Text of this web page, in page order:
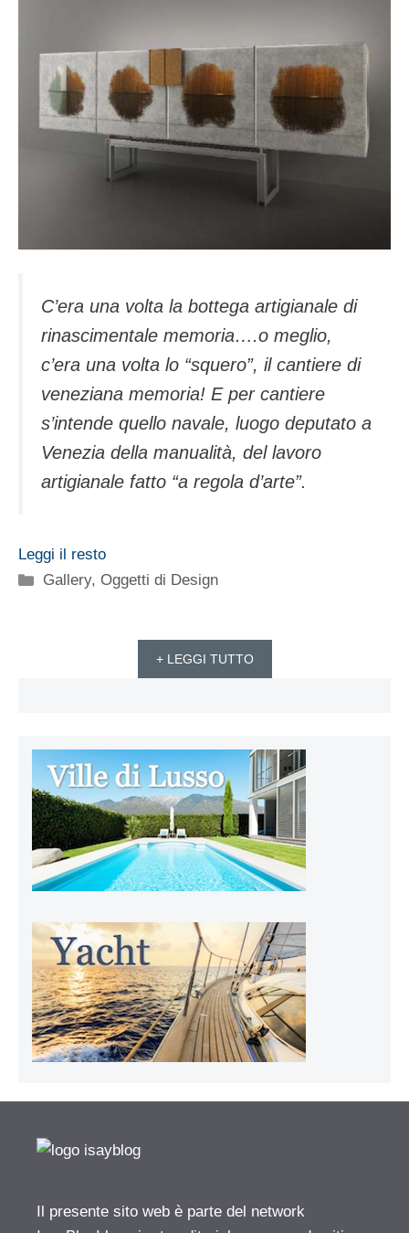
C’era una volta la bottega artigianale di
rinascimentale memoria….o meglio,
c’era una volta lo “squero”, il cantiere di
veneziana memoria! E per cantiere
s’intende quello navale, luogo deputato a
Venezia della manualità, del lavoro
artigianale fatto “a regola d’arte”.
Leggi il resto
Categorie
Gallery,Oggetti di Design
+ LEGGI TUTTO
Il presente sito web è parte del network